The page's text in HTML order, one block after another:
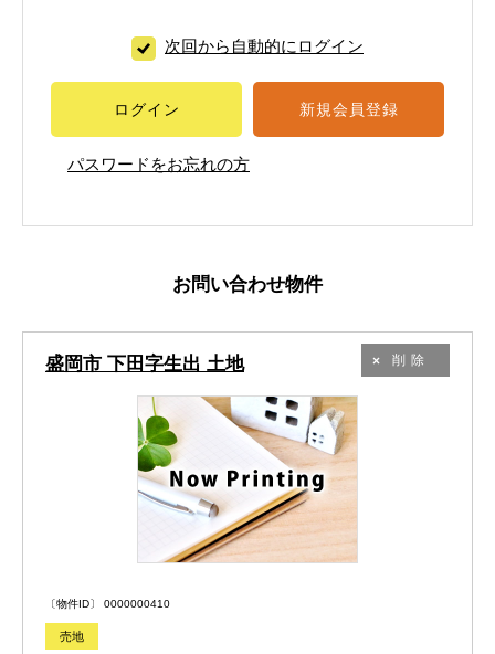
次回から自動的にログイン
ログイン 新規会員登録
パスワードをお忘れの方
お問い合わせ物件
盛岡市 下田字生出 土地 削除
〔物件ID〕 0000000410
売地